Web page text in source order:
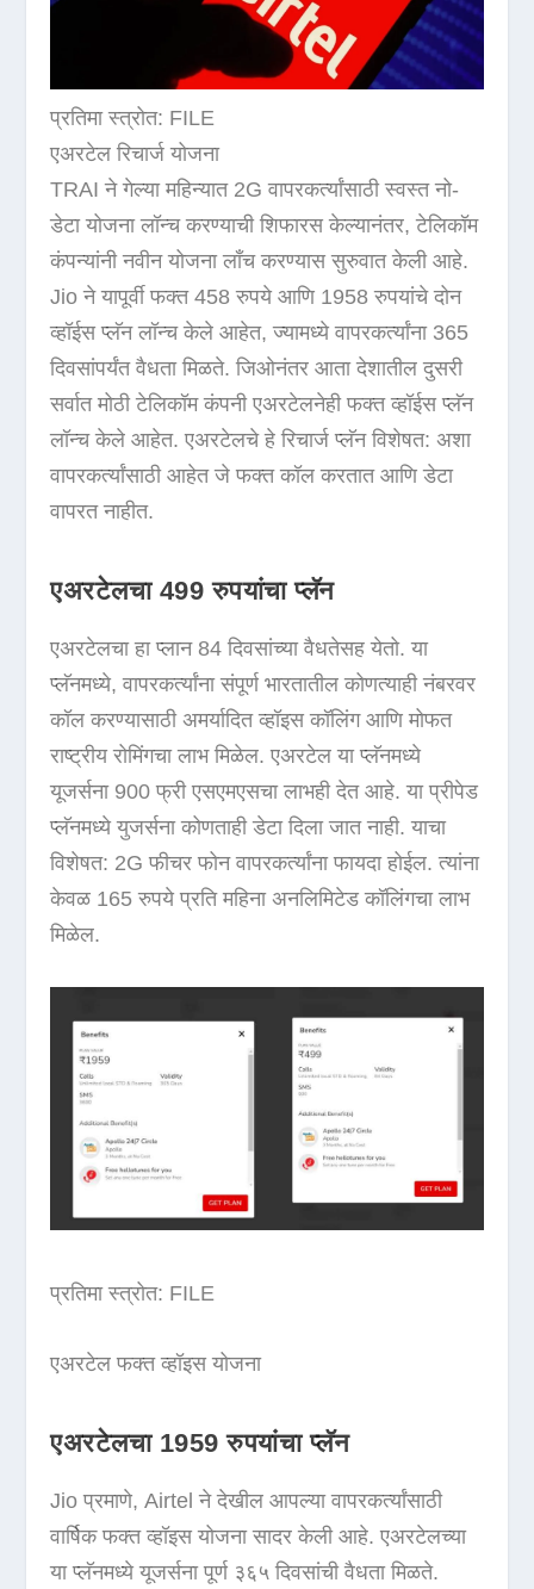
प्रतिमा स्त्रोत: FILE
एअरटेल रिचार्ज योजना
TRAI ने गेल्या महिन्यात 2G वापरकर्त्यांसाठी स्वस्त नो-
डेटा योजना लॉन्च करण्याची शिफारस केल्यानंतर, टेलिकॉम
कंपन्यांनी नवीन योजना लाँच करण्यास सुरुवात केली आहे.
Jio ने यापूर्वी फक्त 458 रुपये आणि 1958 रुपयांचे दोन
व्हॉईस प्लॅन लॉन्च केले आहेत, ज्यामध्ये वापरकर्त्यांना 365
दिवसांपर्यंत वैधता मिळते. जिओनंतर आता देशातील दुसरी
सर्वात मोठी टेलिकॉम कंपनी एअरटेलनेही फक्त व्हॉईस प्लॅन
लॉन्च केले आहेत. एअरटेलचे हे रिचार्ज प्लॅन विशेषत: अशा
वापरकर्त्यांसाठी आहेत जे फक्त कॉल करतात आणि डेटा
वापरत नाहीत.
एअरटेलचा 499 रुपयांचा प्लॅन
एअरटेलचा हा प्लान 84 दिवसांच्या वैधतेसह येतो. या
प्लॅनमध्ये, वापरकर्त्यांना संपूर्ण भारतातील कोणत्याही नंबरवर
कॉल करण्यासाठी अमर्यादित व्हॉइस कॉलिंग आणि मोफत
राष्ट्रीय रोमिंगचा लाभ मिळेल. एअरटेल या प्लॅनमध्ये
यूजर्सना 900 फ्री एसएमएसचा लाभही देत ​​आहे. या प्रीपेड
प्लॅनमध्ये युजर्सना कोणताही डेटा दिला जात नाही. याचा
विशेषत: 2G फीचर फोन वापरकर्त्यांना फायदा होईल. त्यांना
केवळ 165 रुपये प्रति महिना अनलिमिटेड कॉलिंगचा लाभ
मिळेल.
प्रतिमा स्त्रोत: FILE
एअरटेल फक्त व्हॉइस योजना
एअरटेलचा 1959 रुपयांचा प्लॅन
Jio प्रमाणे, Airtel ने देखील आपल्या वापरकर्त्यांसाठी
वार्षिक फक्त व्हॉइस योजना सादर केली आहे. एअरटेलच्या
या प्लॅनमध्ये यूजर्सना पूर्ण ३६५ दिवसांची वैधता मिळते.